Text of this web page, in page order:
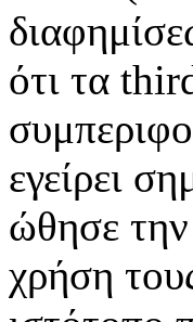
ότι τα
εγείρει
ώθησε
χρήση